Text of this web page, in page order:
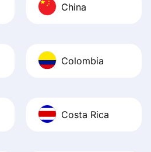
China
Colombia
Costa Rica